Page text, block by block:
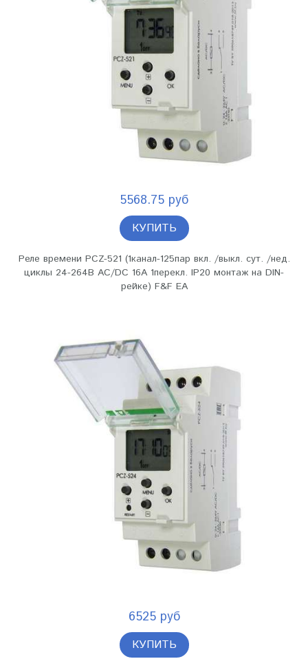
5568.75 руб
КУПИТЬ
Реле времени PCZ-521 (1канал-125пар вкл. /выкл. сут. /нед.
циклы 24-264В AC/DC 16А 1перекл. IP20 монтаж на DIN-
рейке) F&F EA
6525 руб
КУПИТЬ